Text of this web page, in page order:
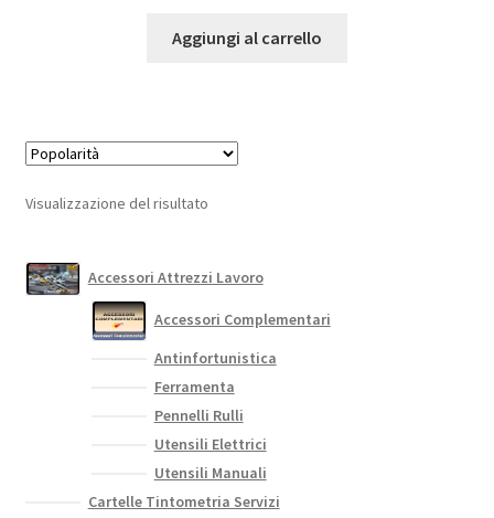
Aggiungi al carrello
Visualizzazione del risultato
Accessori Attrezzi Lavoro
Accessori Complementari
Antinfortunistica
Ferramenta
Pennelli Rulli
Utensili Elettrici
Utensili Manuali
Cartelle Tintometria Servizi